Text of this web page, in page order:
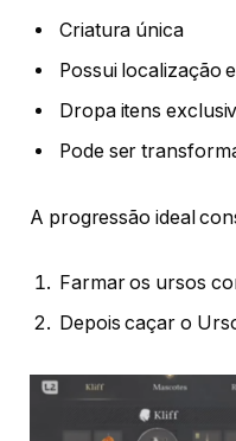
Criatura única
Possui localização
Dropa itens
Pode ser
A progressão ideal
Farmar os ursos
Depois caçar o